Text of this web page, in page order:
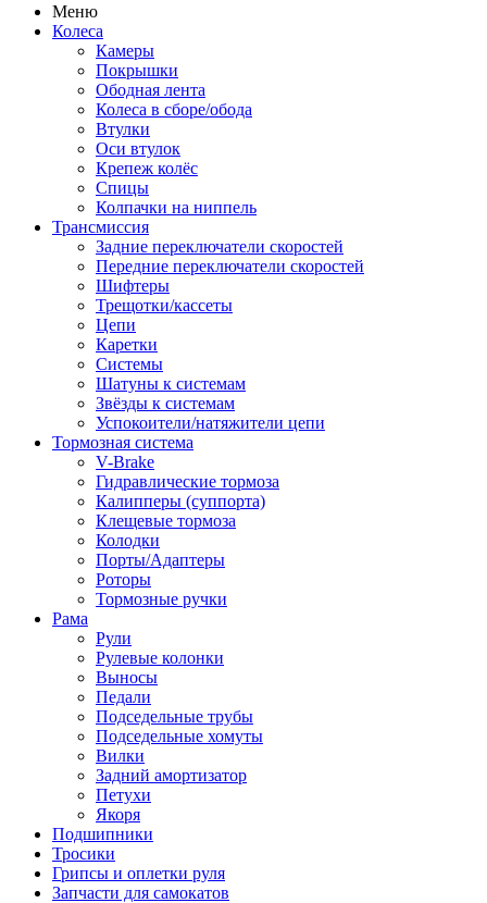
Меню
Колеса
Камеры
Покрышки
Ободная лента
Колеса в сборе/обода
Втулки
Оси втулок
Крепеж колёс
Спицы
Колпачки на ниппель
Трансмиссия
Задние переключатели скоростей
Передние переключатели скоростей
Шифтеры
Трещотки/кассеты
Цепи
Каретки
Системы
Шатуны к системам
Звёзды к системам
Успокоители/натяжители цепи
Тормозная система
V-Brake
Гидравлические тормоза
Калипперы (суппорта)
Клещевые тормоза
Колодки
Порты/Адаптеры
Роторы
Тормозные ручки
Рама
Рули
Рулевые колонки
Выносы
Педали
Подседельные трубы
Подседельные хомуты
Вилки
Задний амортизатор
Петухи
Якоря
Подшипники
Тросики
Грипсы и оплетки руля
Запчасти для самокатов